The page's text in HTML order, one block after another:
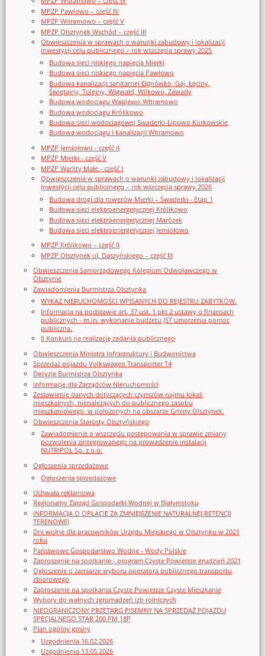
MPZP Pawłowo – część IV
MPZP Witramowo – część V
MPZP Olsztynek Wschód – część III
Obwieszczenia w sprawach o warunki zabudowy i lokalizacji
inwestycji celu publicznego – rok wszczęcia sprawy 2025
Budowa sieci niskiego napięcia Mierki
Budowa sieci niskiego napięcia Pawłowo
Budowa kanalizacji sanitarnej Elgnówko, Gaj, Łęciny,
Świętajny, Tolejny, Wigwałd, Wilkowo, Zawady
Budowa wodociągu Waplewo-Witramowo
Budowa wodociągu Królikowo
Budowa sieci wodociągowej Swaderki-Lipowo Kurkowskie
Budowa wodociągu i kanalizacji Witramowo
MPZP Jemiołowo - część II
MPZP Mierki - część V
MPZP Warlity Małe - część I
Obwieszczenia w sprawach o warunki zabudowy i lokalizacji
inwestycji celu publicznego – rok wszczęcia sprawy 2026
Budowa drogi dla rowerów Mierki – Swaderki - Etap 1
Budowa sieci elektroenergetycznej Królikowo
Budowa sieci elektroenergetycznej Marózek
Budowa sieci elektroenergetycznej Jemiołowo
MPZP Królikowo – część II
MPZP Olsztynek ul. Daszyńskiego – część III
Obwieszczenia Samorządowego Kolegium Odwoławczego w
Olsztynie
Zawiadomienia Burmistrza Olsztynka
WYKAZ NIERUCHOMOŚCI WPISANYCH DO REJESTRU ZABYTKÓW.
Informacja na podstawie art. 37 ust. 1 pkt 2 ustawy o finansach
publicznych - m.in. wykonanie budżetu JST umorzenia pomoc
publiczna.
II Konkurs na realizację zadania publicznego
Obwieszczenia Ministra Infrastruktury i Budwonictwa
Sprzedaż pojazdu Volkswagen Transporter T4
Decyzje Burmistrza Olsztynka
Informacje dla Zarządców Nieruchomości
Zestawienie danych dotyczących czynszów najmu lokali
mieszkalnych, nienależących do publicznego zasobu
mieszkaniowego, w położonych na obszarze Gminy Olsztynek.
Obwieszczenia Starosty Olsztyńskiego
Zawiadomienie o wszczęciu postępowania w sprawie zmiany
pozwolenia zintegrowanego na prowadzenie instalacji
NUTRIPOL Sp. z o.o.
Ogłoszenia sprzedażowe
Ogłoszenia sprzedażowe
Uchwała reklamowa
Regionalny Zarząd Gospodarki Wodnej w Białymstoku
INFORMACJA O OPŁACIE ZA ZMNIEJSZENIE NATURALNEJ RETENCJI
TERENOWEJ
Dni wolne dla pracowników Urzędu Miejskiego w Olsztynku w 2021
roku
Państwowe Gospodarstwo Wodne - Wody Polskie
Zaproszenie na spotkanie - program Czyste Powietrze grudzień 2021
Ogłoszenie o zamiarze wyboru operatora publicznego transportu
zbiorowego
Zaproszenie na spotkania Czyste Powietrze Czyste Mieszkanie
Wybory do walnych zgromadzeń izb rolniczych
NIEOGRANICZONY PRZETARG PISEMNY NA SPRZEDAŻ POJAZDU
SPECJALNEGO STAR 200 PM 18P
Plan ogólny gminy
Uzgodnienia 16.02.2026
Uzgodnienia 13.05.2026